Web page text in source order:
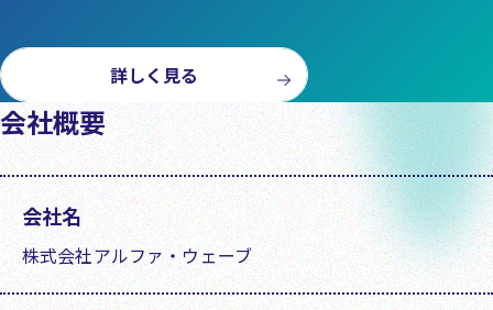
詳しく見る
会社概要
会社名
株式会社アルファ・ウェーブ